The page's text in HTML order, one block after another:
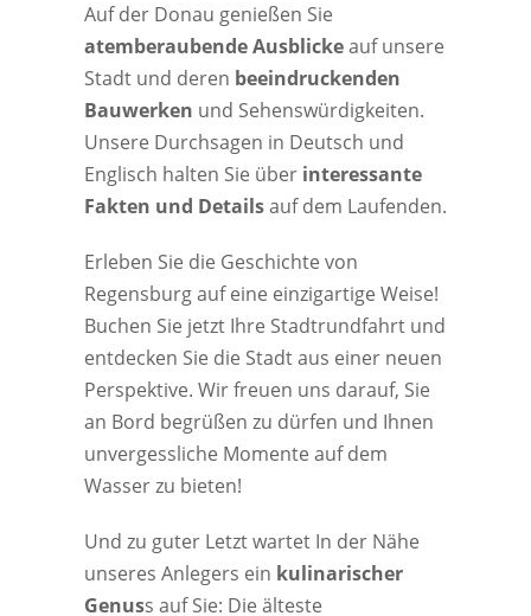
Auf der Donau genießen Sie
atemberaubende Ausblickeauf unsere
Stadt und deren beeindruckenden
Bauwerken und Sehenswürdigkeiten.
Unsere Durchsagen in Deutsch und
Englisch halten Sie über interessante
Fakten und Detailsauf dem Laufenden.
Erleben Sie die Geschichte von
Regensburg auf eine einzigartige Weise!
Buchen Sie jetzt Ihre Stadtrundfahrt und
entdecken Sie die Stadt aus einer neuen
Perspektive. Wir freuen uns darauf, Sie
an Bord begrüßen zu dürfen und Ihnen
unvergessliche Momente auf dem
Wasser zu bieten!
Und zu guter Letzt wartet In der Nähe
unseres Anlegers ein kulinarischer
Genuss auf Sie: Die älteste